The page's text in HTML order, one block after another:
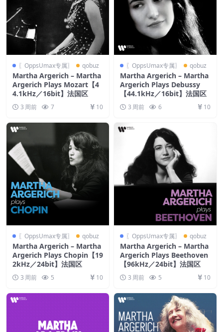
〖OppsUmax专属〗 qobuz
Martha Argerich – Martha
Argerich Plays Mozart【4
4.1kHz／16bit】法国区
3 周前 7 10
〖OppsUmax专属〗 qobuz
Martha Argerich – Martha
Argerich Plays Debussy
【44.1kHz／16bit】法国区
3 周前 6 10
〖OppsUmax专属〗 qobuz
Martha Argerich – Martha
Argerich Plays Chopin【19
2kHz／24bit】法国区
3 周前 5 10
〖OppsUmax专属〗 qobuz
Martha Argerich – Martha
Argerich Plays Beethoven
【96kHz／24bit】法国区
3 周前 5 10